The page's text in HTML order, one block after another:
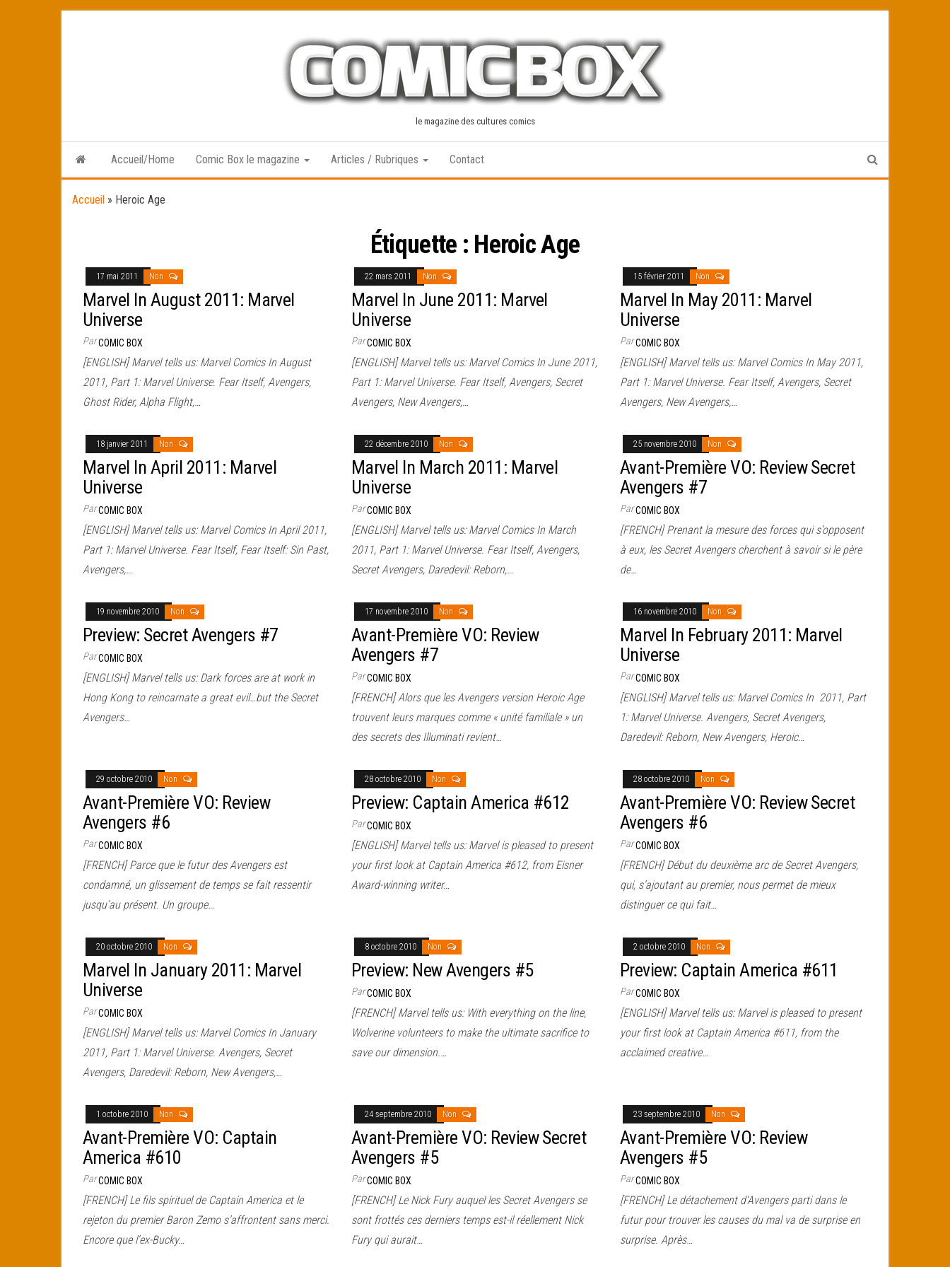
le magazine des cultures comics
Accueil/Home Comic Box le magazine Articles / Rubriques Contact
Accueil » Heroic Age
Étiquette : Heroic Age
17 mai 2011 Non
Marvel In August 2011: Marvel
Universe
ParCOMIC BOX
[ENGLISH] Marvel tells us: Marvel Comics In August
2011, Part 1: Marvel Universe. Fear Itself, Avengers,
Ghost Rider, Alpha Flight,…
22 mars 2011 Non
Marvel In June 2011: Marvel
Universe
ParCOMIC BOX
[ENGLISH] Marvel tells us: Marvel Comics In June 2011,
Part 1: Marvel Universe. Fear Itself, Avengers, Secret
Avengers, New Avengers,…
15 février 2011 Non
Marvel In May 2011: Marvel
Universe
ParCOMIC BOX
[ENGLISH] Marvel tells us: Marvel Comics In May 2011,
Part 1: Marvel Universe. Fear Itself, Avengers, Secret
Avengers, New Avengers,…
18 janvier 2011 Non
Marvel In April 2011: Marvel
Universe
ParCOMIC BOX
[ENGLISH] Marvel tells us: Marvel Comics In April 2011,
Part 1: Marvel Universe. Fear Itself, Fear Itself: Sin Past,
Avengers,…
22 décembre 2010 Non
Marvel In March 2011: Marvel
Universe
ParCOMIC BOX
[ENGLISH] Marvel tells us: Marvel Comics In March
2011, Part 1: Marvel Universe. Fear Itself, Avengers,
Secret Avengers, Daredevil: Reborn,…
25 novembre 2010 Non
Avant-Première VO: Review Secret
Avengers #7
ParCOMIC BOX
[FRENCH] Prenant la mesure des forces qui s’opposent
à eux, les Secret Avengers cherchent à savoir si le père
de…
19 novembre 2010 Non
Preview: Secret Avengers #7
ParCOMIC BOX
[ENGLISH] Marvel tells us: Dark forces are at work in
Hong Kong to reincarnate a great evil…but the Secret
Avengers…
17 novembre 2010 Non
Avant-Première VO: Review
Avengers #7
ParCOMIC BOX
[FRENCH] Alors que les Avengers version Heroic Age
trouvent leurs marques comme « unité familiale » un
des secrets des Illuminati revient…
16 novembre 2010 Non
Marvel In February 2011: Marvel
Universe
ParCOMIC BOX
[ENGLISH] Marvel tells us: Marvel Comics In 2011, Part
1: Marvel Universe. Avengers, Secret Avengers,
Daredevil: Reborn, New Avengers, Heroic…
29 octobre 2010 Non
Avant-Première VO: Review
Avengers #6
ParCOMIC BOX
[FRENCH] Parce que le futur des Avengers est
condamné, un glissement de temps se fait ressentir
jusqu’au présent. Un groupe…
28 octobre 2010 Non
Preview: Captain America #612
ParCOMIC BOX
[ENGLISH] Marvel tells us: Marvel is pleased to present
your first look at Captain America #612, from Eisner
Award-winning writer…
28 octobre 2010 Non
Avant-Première VO: Review Secret
Avengers #6
ParCOMIC BOX
[FRENCH] Début du deuxième arc de Secret Avengers,
qui, s’ajoutant au premier, nous permet de mieux
distinguer ce qui fait…
20 octobre 2010 Non
Marvel In January 2011: Marvel
Universe
ParCOMIC BOX
[ENGLISH] Marvel tells us: Marvel Comics In January
2011, Part 1: Marvel Universe. Avengers, Secret
Avengers, Daredevil: Reborn, New Avengers,…
8 octobre 2010 Non
Preview: New Avengers #5
ParCOMIC BOX
[FRENCH] Marvel tells us: With everything on the line,
Wolverine volunteers to make the ultimate sacrifice to
save our dimension.…
2 octobre 2010 Non
Preview: Captain America #611
ParCOMIC BOX
[ENGLISH] Marvel tells us: Marvel is pleased to present
your first look at Captain America #611, from the
acclaimed creative…
1 octobre 2010 Non
Avant-Première VO: Captain
America #610
ParCOMIC BOX
[FRENCH] Le fils spirituel de Captain America et le
rejeton du premier Baron Zemo s’affrontent sans merci.
Encore que l’ex-Bucky…
24 septembre 2010 Non
Avant-Première VO: Review Secret
Avengers #5
ParCOMIC BOX
[FRENCH] Le Nick Fury auquel les Secret Avengers se
sont frottés ces derniers temps est-il réellement Nick
Fury qui aurait…
23 septembre 2010 Non
Avant-Première VO: Review
Avengers #5
ParCOMIC BOX
[FRENCH] Le détachement d’Avengers parti dans le
futur pour trouver les causes du mal va de surprise en
surprise. Après…